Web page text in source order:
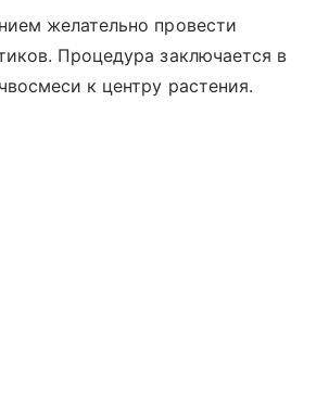
желательно провести
Процедура заключается в
к центру растения.